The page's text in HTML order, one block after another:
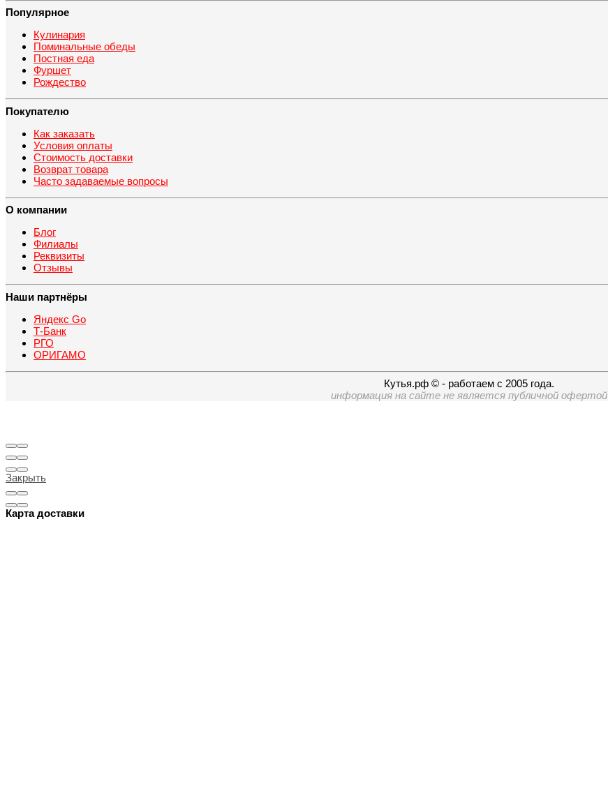
Популярное
Кулинария
Поминальные обеды
Постная еда
Фуршет
Рождество
Покупателю
Как заказать
Условия оплаты
Стоимость доставки
Возврат товара
Часто задаваемые вопросы
О компании
Блог
Филиалы
Реквизиты
Отзывы
Наши партнёры
Яндекс Go
Т-Банк
РГО
ОРИГАМО
Кутья.рф © - работаем с 2005 года.
информация на сайте не является публичной офертой
Закрыть
Карта доставки